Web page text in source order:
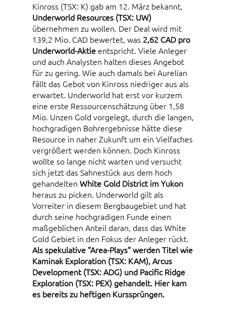
Kinross (TSX: K) gab am 12. März bekannt,
Underworld Resources (TSX: UW)
übernehmen zu wollen. Der Deal wird mit
139,2 Mio. CAD bewertet, was 2,62 CAD pro
Underworld-Aktie entspricht. Viele Anleger
und auch Analysten halten dieses Angebot
für zu gering. Wie auch damals bei Aurelian
fällt das Gebot von Kinross niedriger aus als
erwartet. Underworld hat erst vor kurzem
eine erste Ressourcenschätzung über 1,58
Mio. Unzen Gold vorgelegt, durch die langen,
hochgradigen Bohrergebnisse hätte diese
Resource in naher Zukunft um ein Vielfaches
vergrößert werden können. Doch Kinross
wollte so lange nicht warten und versucht
sich jetzt das Sahnestück aus dem hoch
gehandelten White Gold District im Yukon
heraus zu picken. Underworld gilt als
Vorreiter in diesem Bergbaugebiet und hat
durch seine hochgradigen Funde einen
maßgeblichen Anteil daran, dass das White
Gold Gebiet in den Fokus der Anleger rückt.
Als spekulative "Area-Plays" werden Titel wie
Kaminak Exploration (TSX: KAM), Arcus
Development (TSX: ADG) und Pacific Ridge
Exploration (TSX: PEX) gehandelt. Hier kam
es bereits zu heftigen Kurssprüngen.